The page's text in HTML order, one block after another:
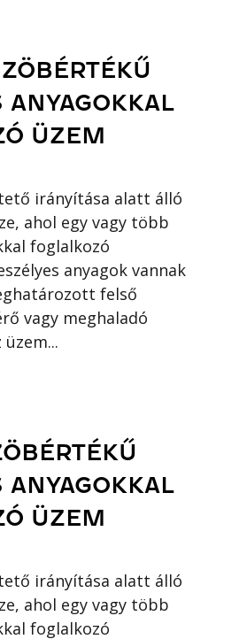
ANYAGOKKAL
ÜZEM
irányítása alatt álló
ahol egy vagy több
foglalkozó
anyagok vannak
felső
vagy meghaladó
ANYAGOKKAL
ÜZEM
irányítása alatt álló
ahol egy vagy több
foglalkozó